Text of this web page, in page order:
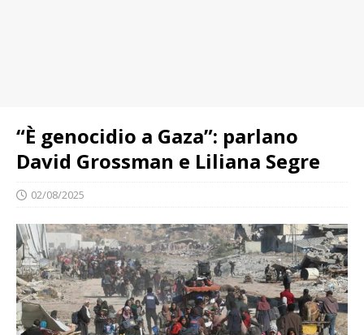
“È genocidio a Gaza”: parlano
David Grossman e Liliana Segre
02/08/2025